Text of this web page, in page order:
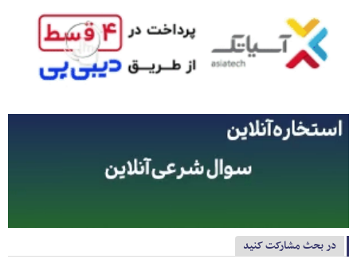
در بحث مشارکت کنید